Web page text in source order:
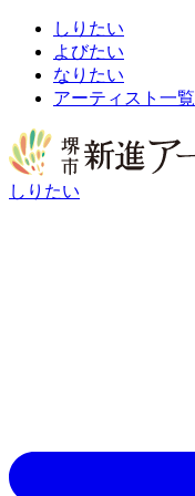
しりたい
よびたい
なりたい
アーティスト一覧
しりたい